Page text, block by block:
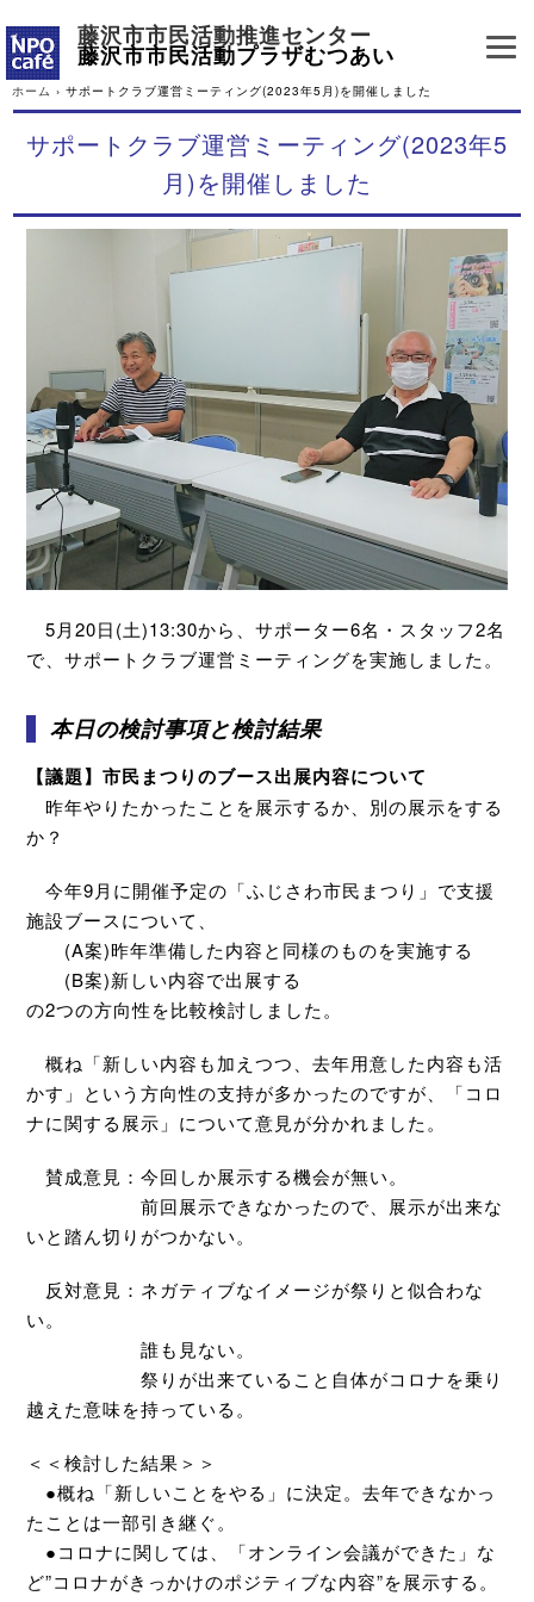
藤沢市市民活動推進センター
藤沢市市民活動プラザむつあい
ホーム › サポートクラブ運営ミーティング(2023年5月)を開催しました
サポートクラブ運営ミーティング(2023年5
月)を開催しました
5月20日(土)13:30から、サポーター6名・スタッフ2名
で、サポートクラブ運営ミーティングを実施しました。
本日の検討事項と検討結果
【議題】市民まつりのブース出展内容について
昨年やりたかったことを展示するか、別の展示をする
か？
今年9月に開催予定の「ふじさわ市民まつり」で支援
施設ブースについて、
(A案)昨年準備した内容と同様のものを実施する
(B案)新しい内容で出展する
の2つの方向性を比較検討しました。
概ね「新しい内容も加えつつ、去年用意した内容も活
かす」という方向性の支持が多かったのですが、「コロ
ナに関する展示」について意見が分かれました。
賛成意見：今回しか展示する機会が無い。
前回展示できなかったので、展示が出来な
いと踏ん切りがつかない。
反対意見：ネガティブなイメージが祭りと似合わな
い。
誰も見ない。
祭りが出来ていること自体がコロナを乗り
越えた意味を持っている。
＜＜検討した結果＞＞
●概ね「新しいことをやる」に決定。去年できなかっ
たことは一部引き継ぐ。
●コロナに関しては、「オンライン会議ができた」な
ど”コロナがきっかけのポジティブな内容”を展示する。